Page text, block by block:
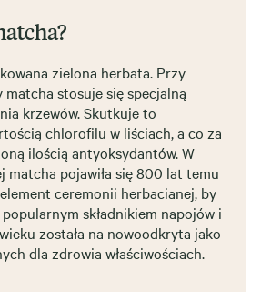
zielona herbata. Przy
stosuje się specjalną
krzewów. Skutkuje to
chlorofilu w liściach, a co za
ilością antyoksydantów. W
matcha pojawiła się 800 lat temu
ceremonii herbacianej, by
składnikiem napojów i
została na nowoodkryta jako
dla zdrowia właściwościach.